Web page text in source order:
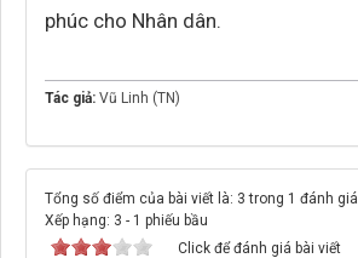
phúc cho Nhân dân.
Tác giả: Vũ Linh (TN)
Tổng số điểm của bài viết là: 3 trong 1 đánh giá
Xếp hạng: 3 - 1 phiếu bầu
Click để đánh giá bài viết